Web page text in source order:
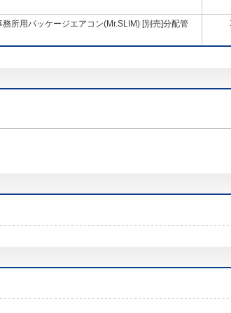
務所用パッケージエアコン(Mr.SLIM) [別売]分配管